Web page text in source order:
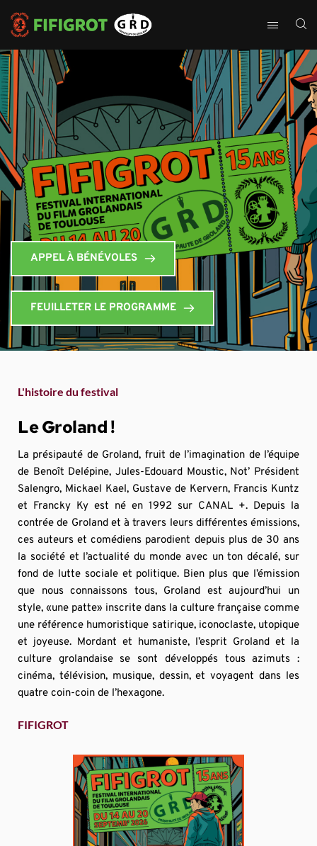
APPEL À BÉNÉVOLES
FEUILLETER LE PROGRAMME
L'histoire du festival
Le Groland !
La présipauté de Groland, fruit de l’imagination de l’équipe
de Benoît Delépine, Jules-Edouard Moustic, Not’ Président
Salengro, Mickael Kael, Gustave de Kervern, Francis Kuntz
et Francky Ky est né en 1992 sur CANAL +. Depuis la
contrée de Groland et à travers leurs différentes émissions,
ces auteurs et comédiens parodient depuis plus de 30 ans
la société et l’actualité du monde avec un ton décalé, sur
fond de lutte sociale et politique. Bien plus que l’émission
que nous connaissons tous, Groland est aujourd’hui un
style, «une patte» inscrite dans la culture française comme
une référence humoristique satirique, iconoclaste, utopique
et joyeuse. Mordant et humaniste, l’esprit Groland et la
culture grolandaise se sont développés tous azimuts :
cinéma, télévision, musique, dessin, et voyagent dans les
quatre coin-coin de l’hexagone.
FIFIGROT